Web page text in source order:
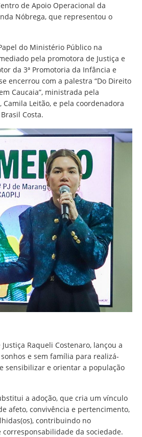
de Apoio Operacional da
Nóbrega, que representou o
do Ministério Público na
pela promotora de Justiça e
da 3ª Promotoria da Infância e
encerrou com a palestra “Do Direito
Caucaia”, ministrada pela
Leitão, e pela coordenadora
Costa.
Raqueli Costenaro, lançou a
e sem família para realizá-
sensibilizar e orientar a população
a adoção, que cria um vínculo
afeto, convivência e pertencimento,
contribuindo no
da sociedade.